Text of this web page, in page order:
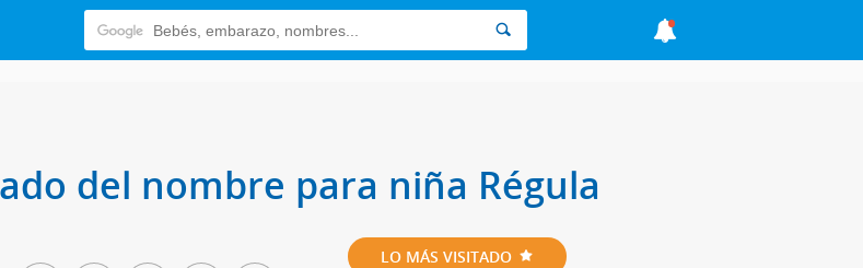
del nombre para niña Régula
LO MÁS VISITADO